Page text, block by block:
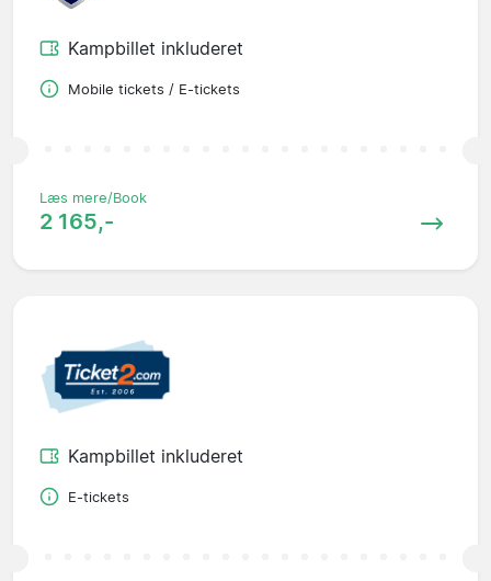
Kampbillet inkluderet
Mobile tickets / E-tickets
Læs mere/Book
2 165,-
Kampbillet inkluderet
E-tickets